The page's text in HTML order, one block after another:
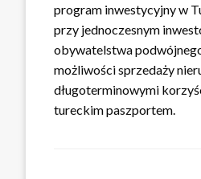
program inwestycyjny w
przy jednoczesnym
obywatelstwa
możliwości sprzedaży
długoterminowymi
tureckim paszportem.